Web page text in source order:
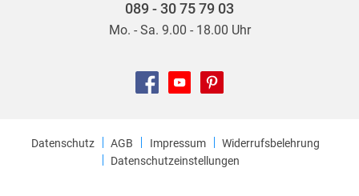
089 - 30 75 79 03
Mo. - Sa. 9.00 - 18.00 Uhr
Datenschutz AGB Impressum
Widerrufsbelehrung
Datenschutzeinstellungen